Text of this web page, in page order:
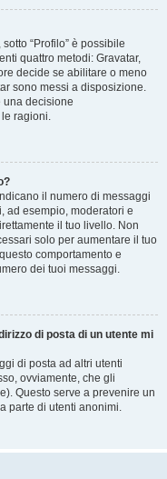
“Profilo” è possibile
quattro metodi: Gravatar,
decide se abilitare o meno
sono messi a disposizione.
una decisione
le ragioni.
il numero di messaggi
ad esempio, moderatori e
il tuo livello. Non
solo per aumentare il tuo
comportamento e
dei tuoi messaggi.
di posta di un utente mi
di posta ad altri utenti
ovviamente, che gli
Questo serve a prevenire un
parte di utenti anonimi.